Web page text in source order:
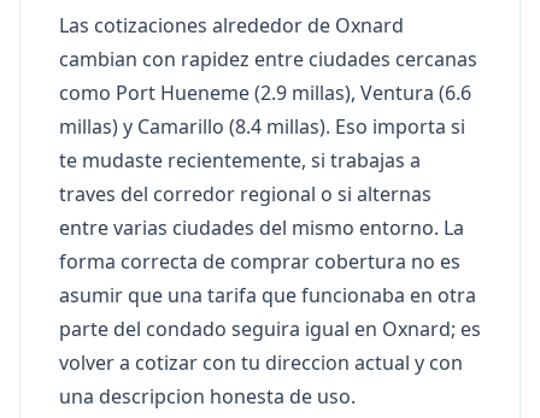
Las cotizaciones alrededor de Oxnard
cambian con rapidez entre ciudades cercanas
como Port Hueneme (2.9 millas), Ventura (6.6
millas) y Camarillo (8.4 millas). Eso importa si
te mudaste recientemente, si trabajas a
traves del corredor regional o si alternas
entre varias ciudades del mismo entorno. La
forma correcta de comprar cobertura no es
asumir que una tarifa que funcionaba en otra
parte del condado seguira igual en Oxnard; es
volver a cotizar con tu direccion actual y con
una descripcion honesta de uso.